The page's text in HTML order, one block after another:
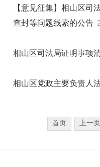
【意见征集】相山区司
查封等问题线索的公告
相山区司法局证明事项
相山区党政主要负责人
首页 上一页